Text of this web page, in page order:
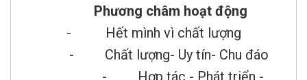
Phương châm hoạt động
- Hết mình vì chất lượng
- Chất lượng- Uy tín- Chu đáo